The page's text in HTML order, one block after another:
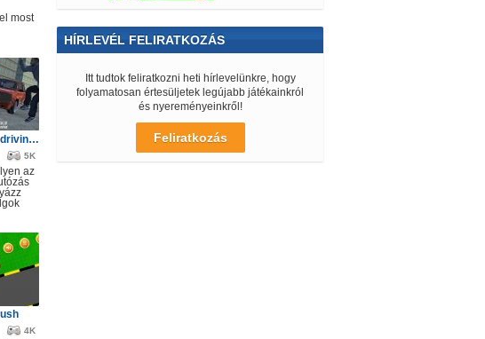
most
Russian Taz driving 2
5K
az
4K
HÍRLEVÉL FELIRATKOZÁS
Itt tudtok feliratkozni heti hírlevelünkre, hogy
folyamatosan értesüljetek legújabb játékainkról
és nyereményeinkről!
Feliratkozás